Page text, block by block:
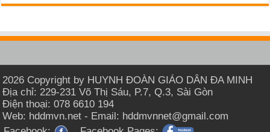
2026 Copyright by HUYNH ĐOÀN GIÁO DÂN ĐA MINH
Địa chỉ: 229-231 Võ Thị Sáu, P.7, Q.3, Sài Gòn
Điện thoại: 078 6610 194
Web: hddmvn.net - Email: hddmvnnet@gmail.com